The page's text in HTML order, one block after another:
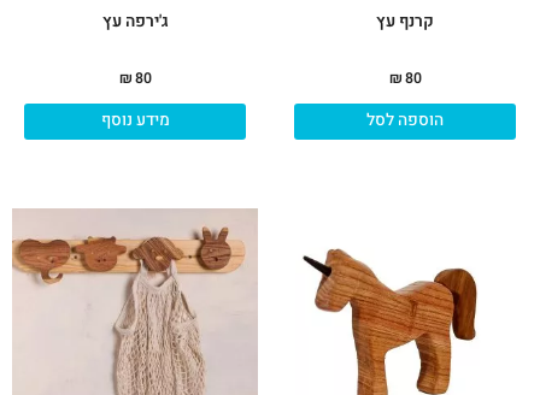
קרנף עץ
₪80
הוספה לסל
ג'ירפה עץ
₪80
מידע נוסף